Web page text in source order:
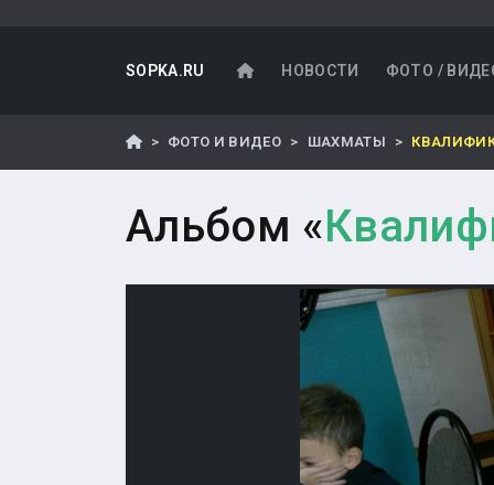
SOPKA.RU НОВОСТИ ФОТО /
ФОТО И ВИДЕО ШАХМАТЫ
Альбом «